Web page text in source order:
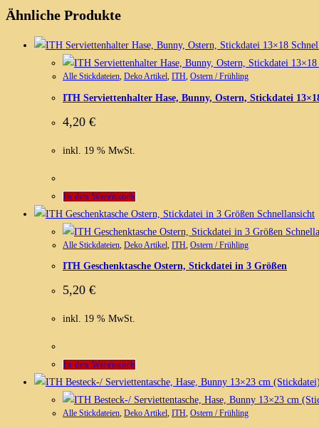
Ähnliche Produkte
Alle Stickdateien, Deko Artikel, ITH, Ostern / Frühling
ITH Serviettenhalter Hase, Bunny, Ostern, Stickdatei
4,20 €
inkl. 19 % MwSt.
In den Warenkorb
Schnellansicht
Alle Stickdateien Deko Artikel ITH Ostern / Frühling
ITH Geschenktasche Ostern, Stickdatei in 3 Größen
5,20 €
inkl. 19 % MwSt.
In den Warenkorb
Alle Stickdateien Deko Artikel ITH Ostern / Frühling